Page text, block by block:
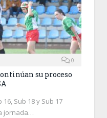
0
su proceso
Sub 18 y Sub 17
jornada…